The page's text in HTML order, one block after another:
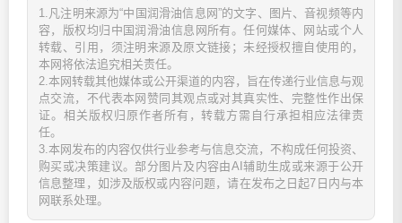
1.凡注明来源为“中国润滑油信息网”的文字、图片、音视频等内
容，版权均归中国润滑油信息网所有。任何媒体、网站或个人
转载、引用，须注明来源及原文链接；未经授权擅自使用的，
本网将依法追究相关责任。
2.本网转载其他媒体或公开渠道的内容，旨在传递行业信息与观
点交流，不代表本网赞同其观点或对其真实性、完整性作出保
证。相关版权归原作者所有，转载方需自行承担相应法律责
任。
3.本网发布的内容仅供行业参考与信息交流，不构成任何投资、
购买或决策建议。部分图片及内容由AI辅助生成或来源于公开
信息整理，如涉及版权或内容问题，请在发布之日起7日内与本
网联系处理。